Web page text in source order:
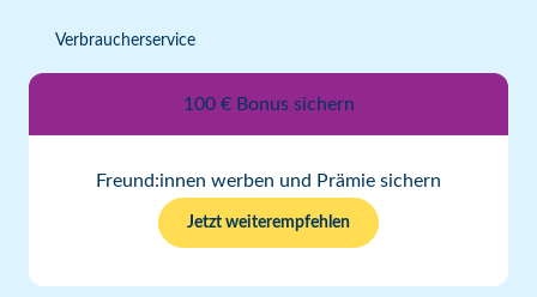
Verbraucherservice
100 € Bonus sichern
Freund:innen werben und Prämie sichern
Jetzt weiterempfehlen